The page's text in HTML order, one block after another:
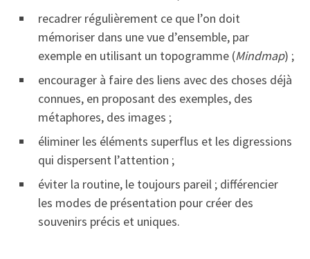
recadrer régulièrement ce que l’on doit
mémoriser dans une vue d’ensemble, par
exemple en utilisant un topogramme (Mindmap) ;
encourager à faire des liens avec des choses déjà
connues, en proposant des exemples, des
métaphores, des images ;
éliminer les éléments superflus et les digressions
qui dispersent l’attention ;
éviter la routine, le toujours pareil ; différencier
les modes de présentation pour créer des
souvenirs précis et uniques.